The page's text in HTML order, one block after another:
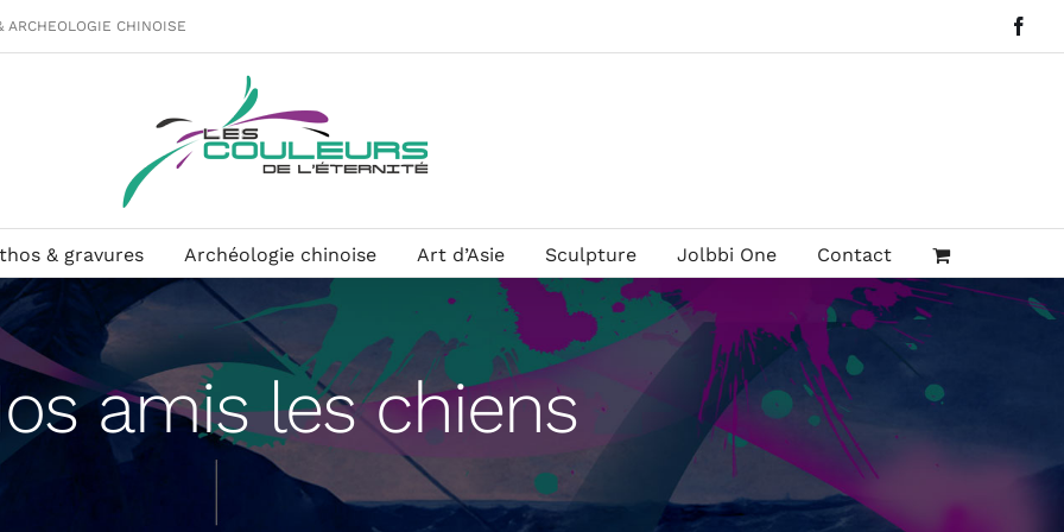
ARCHEOLOGIE CHINOISE
& gravures Archéologie chinoise Art d’Asie Sculpture Jolbbi One Contact
amis les chiens